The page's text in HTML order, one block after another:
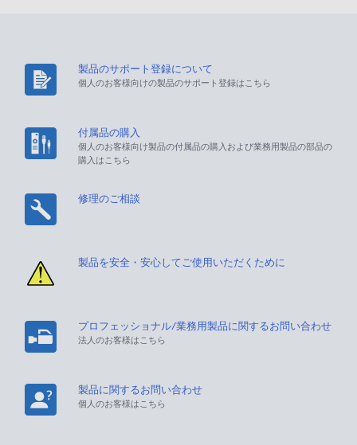
製品のサポート登録について
個人のお客様向けの製品のサポート登録はこちら
付属品の購入
個人のお客様向け製品の付属品の購入および業務用製品の部品の
購入はこちら
修理のご相談
製品を安全・安心してご使用いただくために
プロフェッショナル/業務用製品に関するお問い合わせ
法人のお客様はこちら
製品に関するお問い合わせ
個人のお客様はこちら